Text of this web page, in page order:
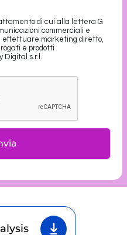
di cui alla lettera G
commerciali e
effettuare marketing diretto,
e prodotti
Digital s.r.l.